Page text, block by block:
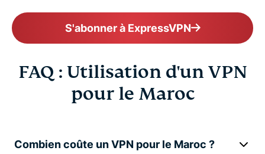
S'abonner à ExpressVPN
FAQ : Utilisation d'un VPN
pour le Maroc
Combien coûte un VPN pour le Maroc ?